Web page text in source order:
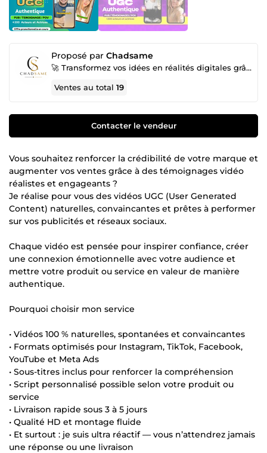
Proposé par Chadsame
🚀 Transformez vos idées en réalités digitales grâce à mes services spécialisés !
Ventes au total19
Contacter le vendeur
Vous souhaitez renforcer la crédibilité de votre marque et
augmenter vos ventes grâce à des témoignages vidéo
réalistes et engageants ?
Je réalise pour vous des vidéos UGC (User Generated
Content) naturelles, convaincantes et prêtes à performer
sur vos publicités et réseaux sociaux.
Chaque vidéo est pensée pour inspirer confiance, créer
une connexion émotionnelle avec votre audience et
mettre votre produit ou service en valeur de manière
authentique.
Pourquoi choisir mon service
• Vidéos 100 % naturelles, spontanées et convaincantes
• Formats optimisés pour Instagram, TikTok, Facebook,
YouTube et Meta Ads
• Sous-titres inclus pour renforcer la compréhension
• Script personnalisé possible selon votre produit ou
service
• Livraison rapide sous 3 à 5 jours
• Qualité HD et montage fluide
• Et surtout : je suis ultra réactif — vous n’attendrez jamais
une réponse ou une livraison